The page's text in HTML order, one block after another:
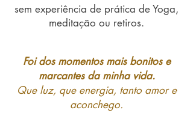
sem experiência de prática de Yoga,
meditação ou retiros.
Foi dos momentos mais bonitos e
marcantes da minha vida.
Que luz, que energia, tanto amor e
aconchego.